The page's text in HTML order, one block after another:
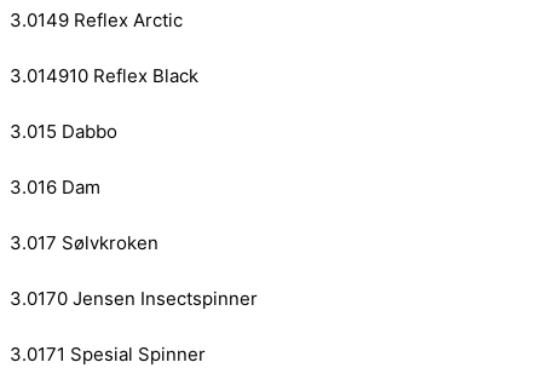
3.0149 Reflex Arctic
3.014910 Reflex Black
3.015 Dabbo
3.016 Dam
3.017 Sølvkroken
3.0170 Jensen Insectspinner
3.0171 Spesial Spinner